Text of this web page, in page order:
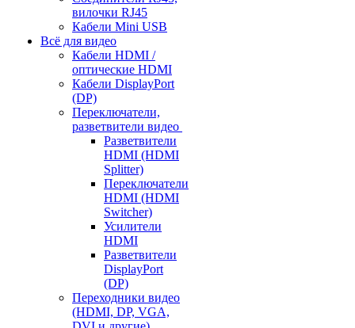
вилочки RJ45
Кабели Mini USB
Всё для видео
Кабели HDMI /
оптические HDMI
Кабели DisplayPort
(DP)
Переключатели,
разветвители видео
Разветвители
HDMI (HDMI
Splitter)
Переключатели
HDMI (HDMI
Switcher)
Усилители
HDMI
Разветвители
DisplayPort
(DP)
Переходники видео
(HDMI, DP, VGA,